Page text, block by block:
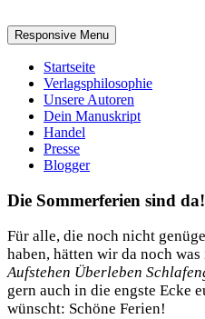
Responsive Menu
Startseite
Verlagsphilosophie
Unsere Autoren
Dein Manuskript
Handel
Presse
Blogger
Die Sommerferien sind da!
Für alle, die noch nicht
haben, hätten wir da noch was
Aufstehen Überleben
gern auch in die engste Ecke
wünscht: Schöne Ferien!